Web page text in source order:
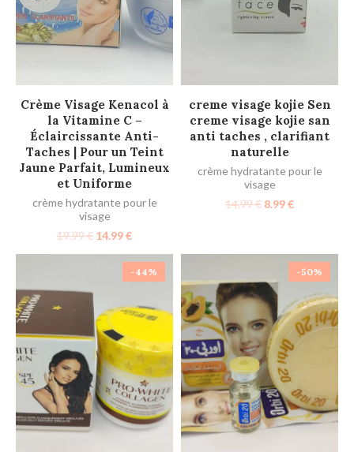
AJOUTER AU PANIER
Crème Visage Kenacol à
la Vitamine C –
Éclaircissante Anti-
Taches | Pour un Teint
Jaune Parfait, Lumineux
et Uniforme
crème hydratante pour le
visage
19.99€ 14.99€
AJOUTER AU PANIER
creme visage kojie Sen
creme visage kojie san
anti taches , clarifiant
naturelle
crème hydratante pour le
visage
14.99€ 8.99€
-44% -50%